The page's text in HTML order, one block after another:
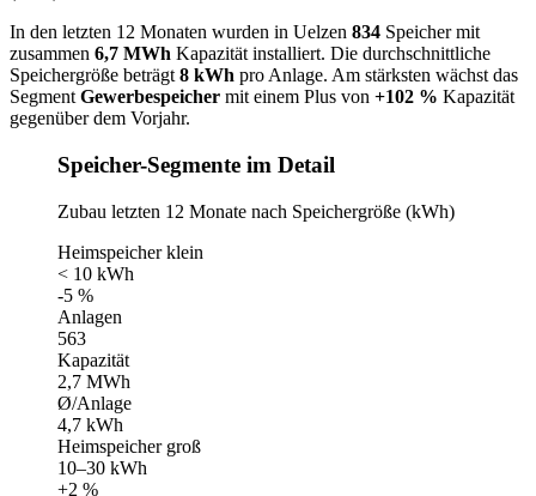
In den letzten 12 Monaten wurden in Uelzen 834 Speicher mit
zusammen 6,7 MWh Kapazität installiert. Die durchschnittliche
Speichergröße beträgt 8 kWh pro Anlage. Am stärksten wächst das
Segment Gewerbespeicher mit einem Plus von +102 % Kapazität
gegenüber dem Vorjahr.
Speicher-Segmente im Detail
Zubau letzten 12 Monate nach Speichergröße (kWh)
Heimspeicher klein
< 10 kWh
-5 %
Anlagen
563
Kapazität
2,7 MWh
Ø/Anlage
4,7 kWh
Heimspeicher groß
10–30 kWh
+2 %